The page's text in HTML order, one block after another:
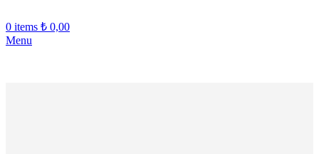
0 items ₺ 0,00
Menu